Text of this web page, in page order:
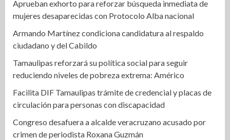
Aprueban exhorto para reforzar búsqueda inmediata de
mujeres desaparecidas con Protocolo Alba nacional
Armando Martínez condiciona candidatura al respaldo
ciudadano y del Cabildo
Tamaulipas reforzará su política social para seguir
reduciendo niveles de pobreza extrema: Américo
Facilita DIF Tamaulipas trámite de credencial y placas de
circulación para personas con discapacidad
Congreso desafuera a alcalde veracruzano acusado por
crimen de periodista Roxana Guzmán